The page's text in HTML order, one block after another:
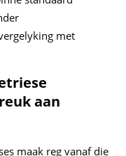
met
aan
maak reg vanaf die